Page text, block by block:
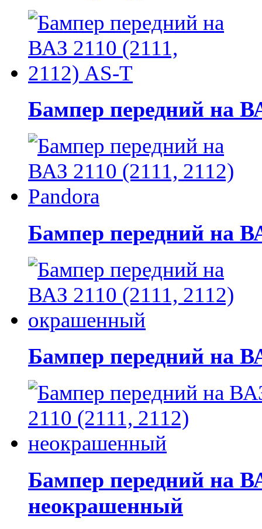
Бампер передний на
Бампер передний на
Бампер передний на
Бампер передний на
неокрашенный